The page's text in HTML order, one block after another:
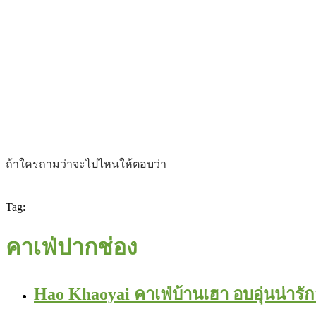
ถ้าใครถามว่าจะไปไหนให้ตอบว่า
Tag:
คาเฟ่ปากช่อง
Hao Khaoyai คาเฟ่บ้านเฮา อบอุ่นน่ารั